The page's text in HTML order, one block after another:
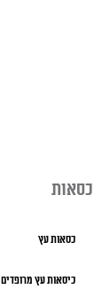
כסאות
כסאות עץ
כיסאות עץ מרופדים